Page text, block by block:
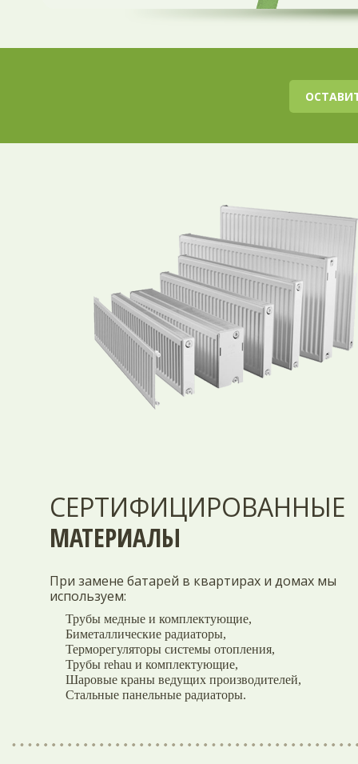
СЕРТИФИЦИРОВАННЫЕ
МАТЕРИАЛЫ
При замене батарей в квартирах и домах мы
используем:
Трубы медные и комплектующие,
Биметаллические радиаторы,
Терморегуляторы системы отопления,
Трубы rehau и комплектующие,
Шаровые краны ведущих производителей,
Стальные панельные радиаторы.